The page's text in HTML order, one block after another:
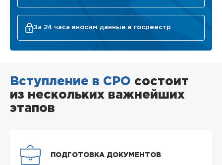
За 24 часа вносим данные в госреестр
Вступление в СРО состоит
из нескольких важнейших
этапов
ПОДГОТОВКА ДОКУМЕНТОВ